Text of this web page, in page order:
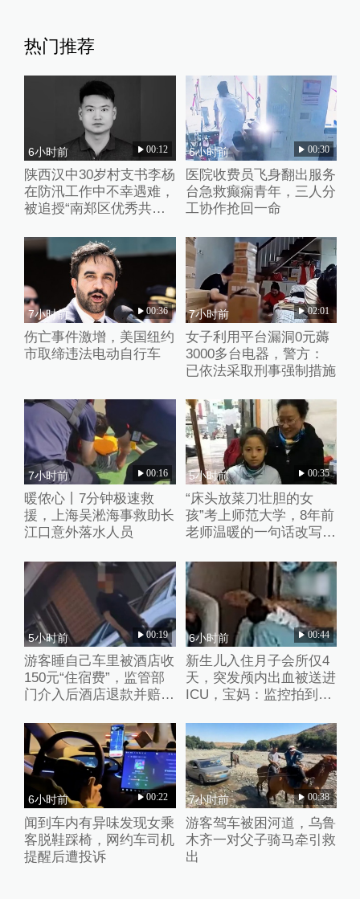
热门推荐
6小时前 00:12
陕西汉中30岁村支书李杨
在防汛工作中不幸遇难，
被追授“南郑区优秀共产
6小时前 00:30
医院收费员飞身翻出服务
台急救癫痫青年，三人分
工协作抢回一命
7小时前 00:36
伤亡事件激增，美国纽约
市取缔违法电动自行车
7小时前 02:01
女子利用平台漏洞0元薅
3000多台电器，警方：
已依法采取刑事强制措施
7小时前 00:16
暖侬心丨7分钟极速救
援，上海吴淞海事救助长
江口意外落水人员
5小时前 00:35
“床头放菜刀壮胆的女
孩”考上师范大学，8年前
老师温暖的一句话改写了
5小时前 00:19
游客睡自己车里被酒店收
150元“住宿费”，监管部
门介入后酒店退款并赔偿
6小时前 00:44
新生儿入住月子会所仅4
天，突发颅内出血被送进
ICU，宝妈：监控拍到护
6小时前 00:22
闻到车内有异味发现女乘
客脱鞋踩椅，网约车司机
提醒后遭投诉
7小时前 00:38
游客驾车被困河道，乌鲁
木齐一对父子骑马牵引救
出